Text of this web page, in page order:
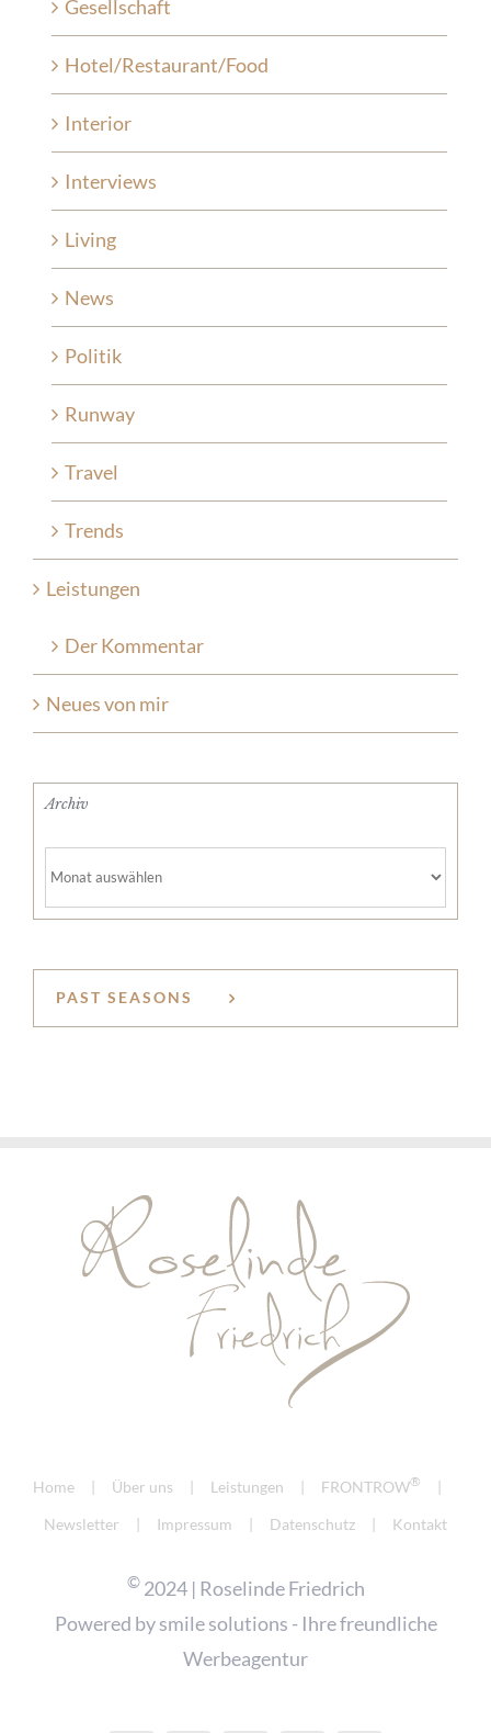
Gesellschaft
Hotel/Restaurant/Food
Interior
Interviews
Living
News
Politik
Runway
Travel
Trends
Leistungen
Der Kommentar
Neues von mir
Archiv
PAST SEASONS
Home Über uns Leistungen FRONTROW®
Newsletter Impressum Datenschutz Kontakt
©2024 | Roselinde Friedrich
Powered bysmile solutions - Ihre freundliche
Werbeagentur